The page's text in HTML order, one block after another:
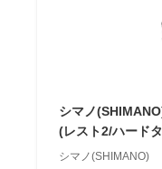
シマノ
(レスト2/ハード
シマノ(SHIMANO)